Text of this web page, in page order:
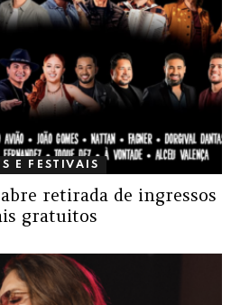
E FESTIVAIS
retirada de ingressos
gratuitos